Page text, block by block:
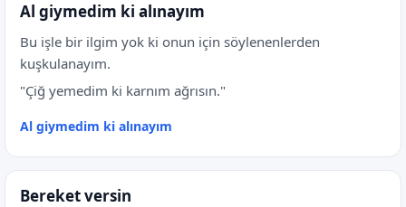
Al giymedim ki alınayım
Bu işle bir ilgim yok ki onun için söylenenlerden
kuşkulanayım.
"Çiğ yemedim ki karnım ağrısın."
Al giymedim ki alınayım
Bereket versin